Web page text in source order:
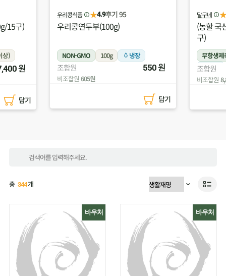
장
550원
담기
달구네 ★4.5후기 134
(농할 국산)달구네유정란(780g/15
무항생제축산물
780g이상
냉장
조합원 8,000원
비조합원8,800원
담기
(주)두레
(농할
무농
무농약
조합원
비조합
총 344 개
바우처 바우처